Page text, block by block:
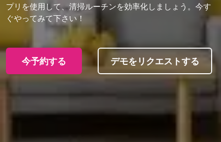
プリを使用して、清掃ルーチンを効率化しましょう。今す
ぐやってみて下さい！
今予約する デモをリクエストする